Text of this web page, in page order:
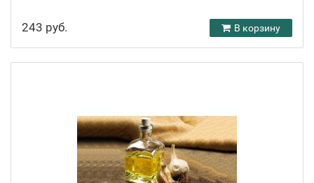
243 руб. В корзину